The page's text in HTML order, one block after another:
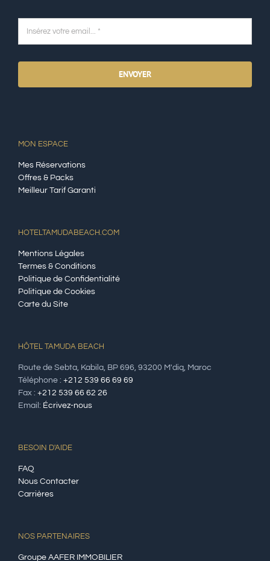
ENVOYER
MON ESPACE
Mes Réservations
Offres & Packs
Meilleur Tarif Garanti
HOTELTAMUDABEACH.COM
Mentions Légales
Termes & Conditions
Politique de Confidentialité
Politique de Cookies
Carte du Site
HÔTEL TAMUDA BEACH
Route de Sebta, Kabila, BP 696, 93200 M'diq, Maroc
Téléphone : +212 539 66 69 69
Fax : +212 539 66 62 26
Email: Écrivez-nous
BESOIN D'AIDE
FAQ
Nous Contacter
Carrières
NOS PARTENAIRES
Groupe AAFER IMMOBILIER